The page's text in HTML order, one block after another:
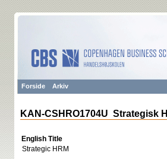
Forside Arkiv
KAN-CSHRO1704U Strategisk
English Title
Strategic HRM